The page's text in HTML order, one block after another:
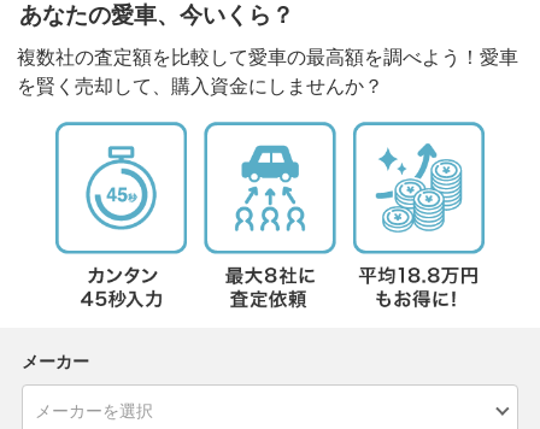
あなたの愛車、今いくら？
複数社の査定額を比較して愛車の最高額を調べよう！愛車
を賢く売却して、購入資金にしませんか？
メーカー